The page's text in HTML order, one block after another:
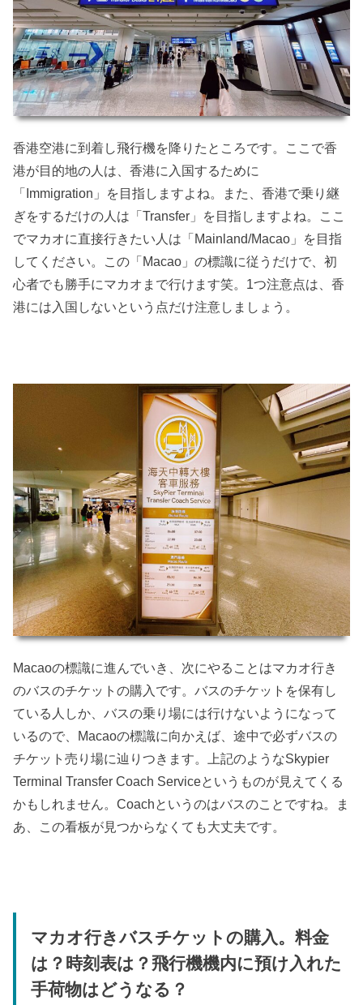
香港空港に到着し飛行機を降りたところです。ここで香
港が目的地の人は、香港に入国するために
「Immigration」を目指しますよね。また、香港で乗り継
ぎをするだけの人は「Transfer」を目指しますよね。ここ
でマカオに直接行きたい人は「Mainland/Macao」を目指
してください。この「Macao」の標識に従うだけで、初
心者でも勝手にマカオまで行けます笑。1つ注意点は、香
港には入国しないという点だけ注意しましょう。
Macaoの標識に進んでいき、次にやることはマカオ行き
のバスのチケットの購入です。バスのチケットを保有し
ている人しか、バスの乗り場には行けないようになって
いるので、Macaoの標識に向かえば、途中で必ずバスの
チケット売り場に辿りつきます。上記のようなSkypier
Terminal Transfer Coach Serviceというものが見えてくる
かもしれません。Coachというのはバスのことですね。ま
あ、この看板が見つからなくても大丈夫です。
マカオ行きバスチケットの購入。料金
は？時刻表は？飛行機機内に預け入れた
手荷物はどうなる？